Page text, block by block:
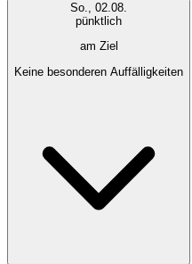
So., 02.08.
pünktlich
am Ziel
Keine besonderen Auffälligkeiten